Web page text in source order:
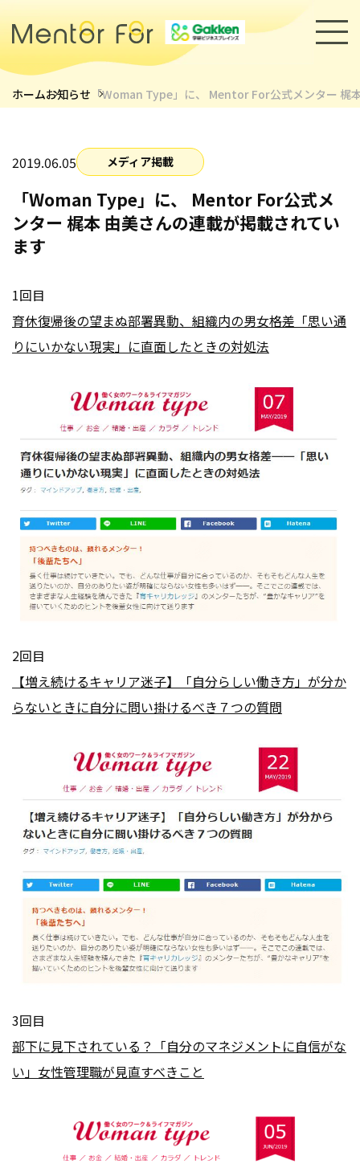
トップページ
キャリアメンターについて
メンター紹介
採用情報 お知らせ
お役立ち資料
ホームお知らせ 「Woman Type」に、 Mentor For公式メンター 梶
2019.06.05 メディア掲載
「Woman Type」に、 Mentor For公式メ
ンター 梶本 由美さんの連載が掲載されてい
ます
1回目
育休復帰後の望まぬ部署異動、組織内の男女格差――「思い通
りにいかない現実」に直面したときの対処法
2回目
【増え続けるキャリア迷子】「自分らしい働き方」が分か
らないときに自分に問い掛けるべき７つの質問
3回目
部下に見下されている？「自分のマネジメントに自信がな
い」女性管理職が見直すべきこと